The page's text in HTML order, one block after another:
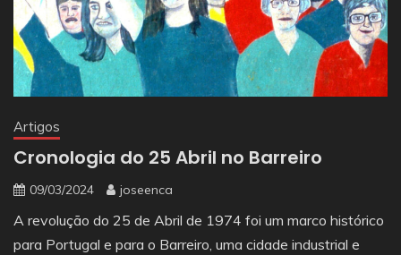
Artigos
Cronologia do 25 Abril no Barreiro
09/03/2024 joseenca
A revolução do 25 de Abril de 1974 foi um marco histórico
para Portugal e para o Barreiro, uma cidade industrial e